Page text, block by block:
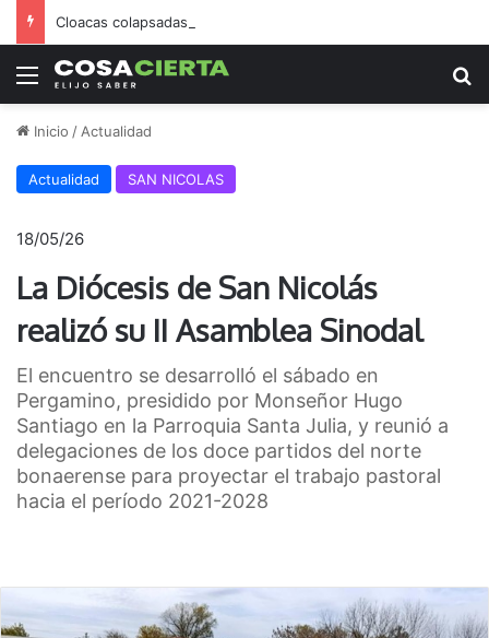
Menú
Inicio / Actualidad
Actualidad SAN NICOLAS
18/05/26
La Diócesis de San Nicolás
realizó su II Asamblea Sinodal
El encuentro se desarrolló el sábado en
Pergamino, presidido por Monseñor Hugo
Santiago en la Parroquia Santa Julia, y reunió a
delegaciones de los doce partidos del norte
bonaerense para proyectar el trabajo pastoral
hacia el período 2021-2028